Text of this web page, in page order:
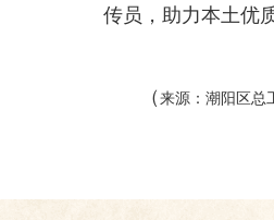
传员，助力本土优
（来源：潮阳区总